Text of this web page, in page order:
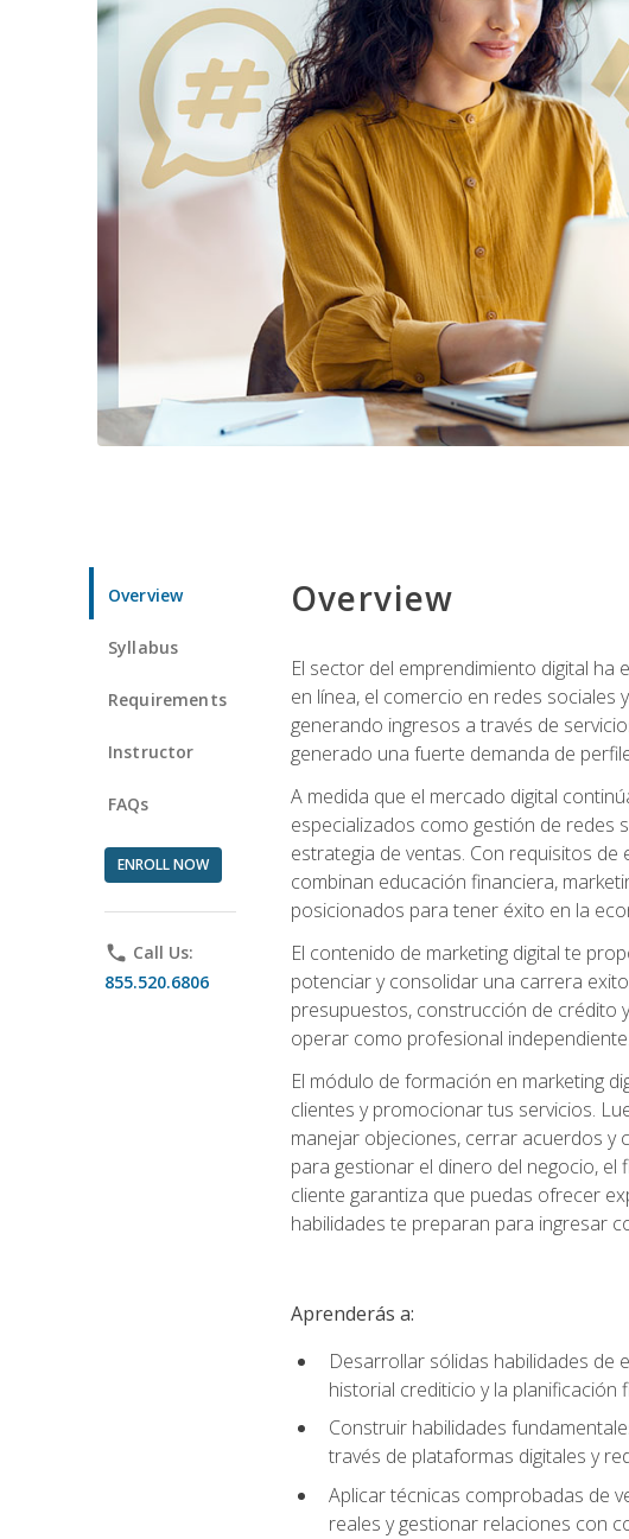
Overview
Syllabus
Requirements
Instructor
FAQs
ENROLL NOW
phone Call Us:
855.520.6806
Overview
El sector del emprendimiento digital
en línea, el comercio en redes
generando ingresos a través de
generado una fuerte demanda de
A medida que el mercado digital
especializados como gestión de redes
estrategia de ventas. Con requisitos
combinan educación financiera,
posicionados para tener éxito en la
El contenido de marketing digital te
potenciar y consolidar una carrera
presupuestos, construcción de crédito
operar como profesional independiente.
El módulo de formación en marketing
clientes y promocionar tus servicios.
manejar objeciones, cerrar acuerdos
para gestionar el dinero del negocio, el
cliente garantiza que puedas ofrecer
habilidades te preparan para ingresar
Aprenderás a:
Desarrollar sólidas habilidades de
historial crediticio y la planificación
Construir habilidades
través de plataformas digitales y
Aplicar técnicas comprobadas de
reales y gestionar relaciones con